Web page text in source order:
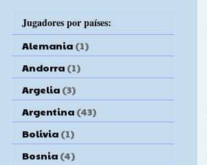
Jugadores por países:
Alemania (1)
Andorra (1)
Argelia (3)
Argentina (43)
Bolivia (1)
Bosnia (4)